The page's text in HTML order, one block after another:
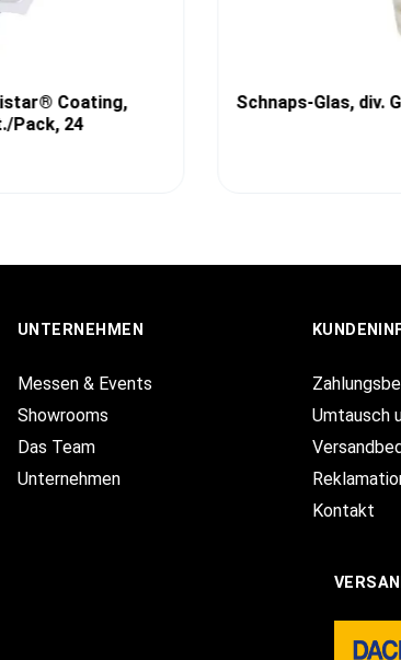
Coating,
Pack, 24
Schnaps-Glas, div.
UNTERNEHMEN
Messen & Events
Showrooms
Das Team
Unternehmen
Umtausch
Kontakt